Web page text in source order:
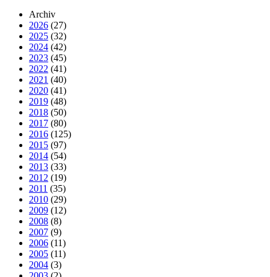
Archiv
2026 (27)
2025 (32)
2024 (42)
2023 (45)
2022 (41)
2021 (40)
2020 (41)
2019 (48)
2018 (50)
2017 (80)
2016 (125)
2015 (97)
2014 (54)
2013 (33)
2012 (19)
2011 (35)
2010 (29)
2009 (12)
2008 (8)
2007 (9)
2006 (11)
2005 (11)
2004 (3)